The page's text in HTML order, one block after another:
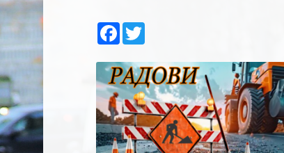
Facebook